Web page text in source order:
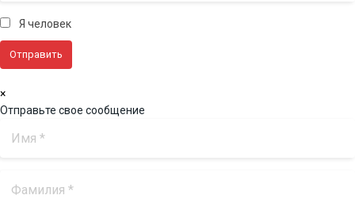
Я человек
×
Отправьте свое сообщение